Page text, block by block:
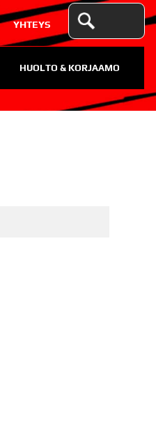
YHTEYS
HUOLTO & KORJAAMO